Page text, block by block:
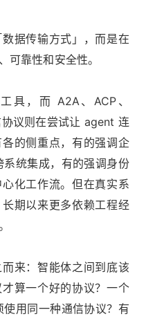
据传输方式」，而是在
可靠性和安全性。
具，而 A2A、ACP、
议则在尝试让 agent 连
的侧重点，有的强调企
统集成，有的强调身份
化工作流。但在真实系
期以来更多依赖工程经
来：智能体之间到底该
算一个好的协议？一个
用同一种通信协议？有